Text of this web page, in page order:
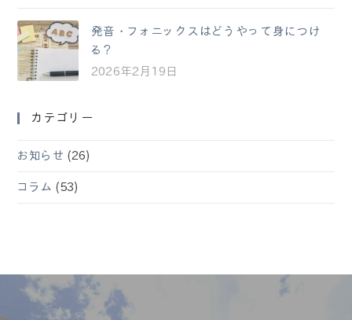
発音・フォニックスはどうやって身につけ
る？
2026年2月19日
カテゴリー
お知らせ (26)
コラム (53)